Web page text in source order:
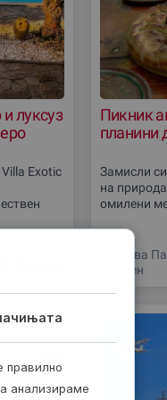
луксуз
Exotic
Пикник
планини
Замисли
на
омилени
и поврзи
Крива
1 ден
правилно
анализираме